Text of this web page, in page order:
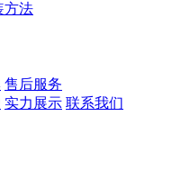
方法
售后服务
实力展示 联系我们